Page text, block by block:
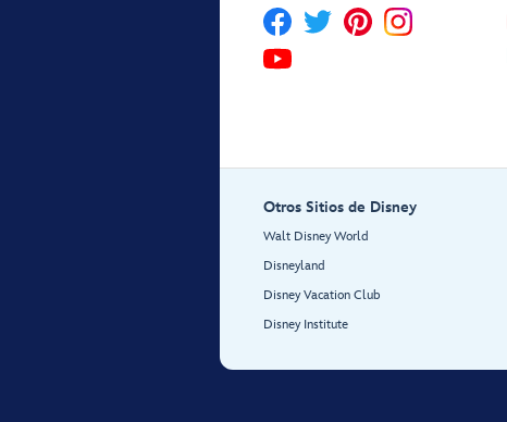
Otros Sitios de Disney
Walt Disney World
Disneyland
Disney Vacation Club
Disney Institute